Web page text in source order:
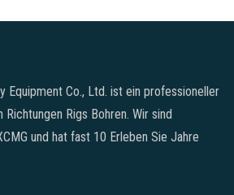
Equipment Co., Ltd. ist ein professioneller
Rigs Bohren. Wir sind
und hat fast 10 Erleben Sie Jahre